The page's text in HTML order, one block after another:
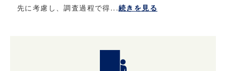
当社における個人情報保護に関してご質問など
先に考慮し、調査過程で得...続きを見る